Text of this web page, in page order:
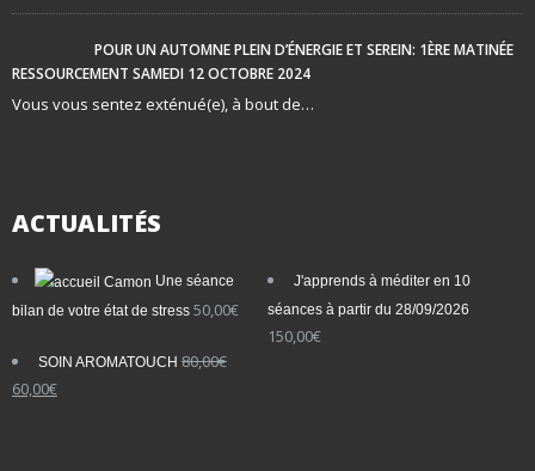
POUR UN AUTOMNE PLEIN D’ÉNERGIE ET SEREIN: 1ÈRE MATINÉE
RESSOURCEMENT SAMEDI 12 OCTOBRE 2024
Vous vous sentez exténué(e), à bout de…
ACTUALITÉS
Une séance
bilan de votre état de stress 50,00€
J'apprends à méditer en 10
séances à partir du 28/09/2026
150,00€
SOIN AROMATOUCH 80,00€
Le
60,00€Le